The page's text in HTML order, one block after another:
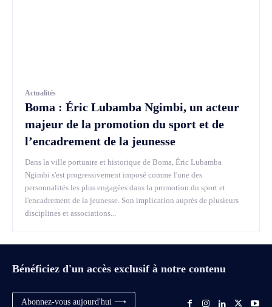
Actualités
Boma : Éric Lubamba Ngimbi, un acteur
majeur de la promotion du sport et de
l’encadrement de la jeunesse
Dans la ville portuaire et historique de Boma, Éric Lubamba
Ngimbi s'est progressivement imposé comme l'une des
personnalités les plus engagées dans la promotion du sport et
l'encadrement de la jeunesse. Son implication auprès de plusieurs
disciplines et associations...
Bénéficiez d'un accès exclusif à notre contenu
Abonnez-vous aujourd'hui ⟶